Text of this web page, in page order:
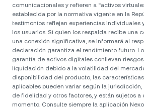
comunicacionales y refieren a “activos
establecida por la normativa vigente en la
testimonios reflejan experiencias individuales
los usuarios. Si quien los respalda recibe una
una conexión significativa, se informará al
declaración garantiza el rendimiento futuro.
garantía de activos digitales conllevan
liquidación debido a la volatilidad del
disponibilidad del producto, las
aplicables pueden variar según la
de fidelidad y otros factores, y están sujetos
momento. Consulte siempre la aplicación